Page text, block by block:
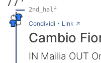
2nd_half
Condividi • Link→
Cambio
IN Mailia OUT